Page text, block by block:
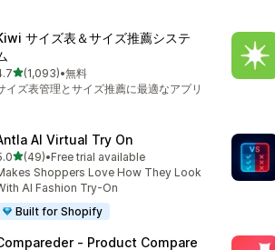
サイズ表＆サイズ推薦システ
5つ星中
(1,093)
計レビュー数：1093件
•無料
イズ表管理とサイズ推薦に最適なアプリ
AI Virtual Try On
5つ星中
(49)
計レビュー数：49件
•Free trial available
Shoppers Love How They Look
AI Fashion Try-On
Built for Shopify
‑ Product Compare